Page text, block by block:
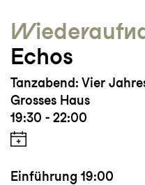
Echos
Tanzabend: Vier
Grosses Haus
19:30 - 22:00
Einführung 19:00